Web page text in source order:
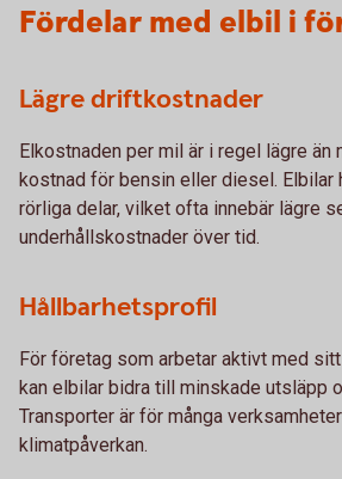
Fördelar med elbil i
Lägre driftkostnader
Elkostnaden per mil är i regel lägre än
kostnad för bensin eller diesel. Elbilar
rörliga delar, vilket ofta innebär lägre
underhållskostnader över tid.
Hållbarhetsprofil
För företag som arbetar aktivt med
kan elbilar bidra till minskade utsläpp
Transporter är för många
klimatpåverkan.